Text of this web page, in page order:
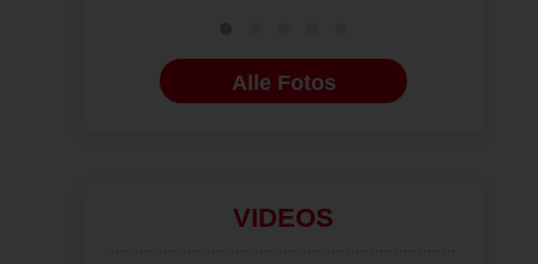
Alle Fotos
VIDEOS